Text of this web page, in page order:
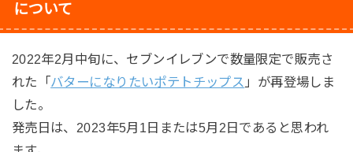
について
2022年2月中旬に、セブンイレブンで数量限定で販売さ
れた「 バターになりたいポテトチップス 」が再登場しま
した。
発売日は、2023年5月1日または5月2日であると思われ